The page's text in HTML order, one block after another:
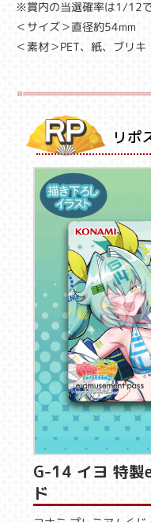
※賞内の当選確率は1/12で
＜サイズ＞直径約54mm
＜素材＞PET、紙、ブリキ
リポ
G-14 イヨ 特製
ド